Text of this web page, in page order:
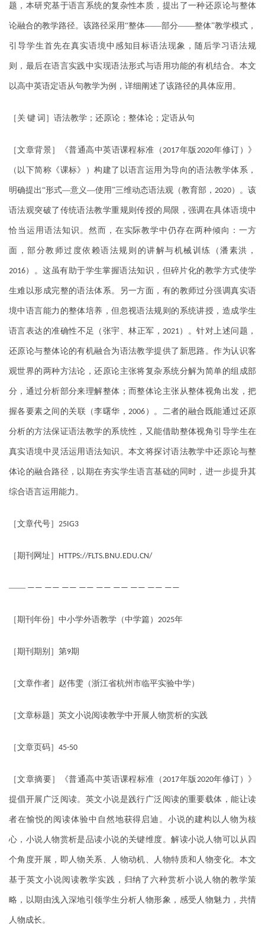
题，本研究基于语言系统的复杂性本质，提出了一种还原论与整体
论融合的教学路径。该路径采用“整体——部分——整体”教学模式，
引导学生首先在真实语境中感知目标语法现象，随后学习语法规
则，最后在语言实践中实现语法形式与语用功能的有机结合。本文
以高中英语定语从句教学为例，详细阐述了该路径的具体应用。
［关 键 词］语法教学；还原论；整体论；定语从句
［文章背景］《普通高中英语课程标准（2017年版2020年修订）》
（以下简称《课标》）构建了以语言运用为导向的语法教学体系，
明确提出“形式—意义—使用”三维动态语法观（教育部， 2020）。该
语法观突破了传统语法教学重规则传授的局限，强调在具体语境中
恰当运用语法知识。然而，在实际教学中仍存在两种倾向：一方
面，部分教师过度依赖语法规则的讲解与机械训练（潘素洪，
2016）。这虽有助于学生掌握语法知识，但碎片化的教学方式使学
生难以形成完整的语法体系。另一方面，有的教师过分强调真实语
境中语言能力的整体培养，但忽视语法规则的系统讲授，造成学生
语言表达的准确性不足（张宇、林正军， 2021）。针对上述问题，
还原论与整体论的有机融合为语法教学提供了新思路。作为认识客
观世界的两种方法论，还原论主张将复杂系统分解为简单的组成部
分，通过分析部分来理解整体；而整体论主张从整体视角出发，把
握各要素之间的关联（李曙华， 2006 ）。二者的融合既能通过还原
分析的方法保证语法教学的系统性，又能借助整体视角引导学生在
真实语境中灵活运用语法知识。本文将探讨语法教学中还原论与整
体论的融合路径，以期在夯实学生语言基础的同时，进一步提升其
综合语言运用能力。
［文章代号］ 25IG3
［期刊网址］ HTTPS://FLTS.BNU.EDU.CN/
—— —— —— —— —— —— —— —— —— ——
［期刊年份］中小学外语教学（中学篇） 2025年
［期刊期别］第9期
［文章作者］赵伟雯（浙江省杭州市临平实验中学）
［文章标题］英文小说阅读教学中开展人物赏析的实践
［文章页码］ 45-50
［文章摘要］《普通高中英语课程标准（2017年版2020年修订）》
提倡开展广泛阅读。英文小说是践行广泛阅读的重要载体，能让读
者在愉悦的阅读体验中自然地获得启迪。小说的建构以人物为核
心，小说人物赏析是品读小说的关键维度。解读小说人物可以从四
个角度开展，即人物关系、人物动机、人物特质和人物变化。本文
基于英文小说阅读教学实践，归纳了六种赏析小说人物的教学策
略，以期由浅入深地引领学生分析人物形象，感受人物魅力，共情
人物成长。